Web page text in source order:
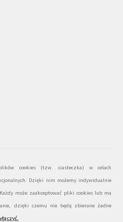
cookies (tzw. ciasteczka) w celach
Dzięki nim możemy indywidualnie
może zaakceptować pliki cookies lub ma
dzięki czemu nie będą zbierane żadne
.